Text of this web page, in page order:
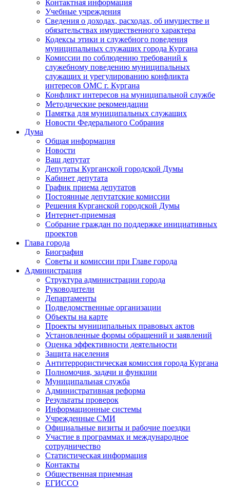
Контактная информация
Учебные учреждения
Сведения о доходах, расходах, об имуществе и
обязательствах имущественного характера
Кодексы этики и служебного поведения
муниципальных служащих города Кургана
Комиссии по соблюдению требований к
служебному поведению муниципальных
служащих и урегулированию конфликта
интересов ОМС г. Кургана
Конфликт интересов на муниципальной службе
Методические рекомендации
Памятка для муниципальных служащих
Новости Федерального Cобрания
Дума
Общая информация
Новости
Ваш депутат
Депутаты Курганской городской Думы
Кабинет депутата
График приема депутатов
Постоянные депутатские комиссии
Решения Курганской городской Думы
Интернет-приемная
Собрание граждан по поддержке инициативных
проектов
Глава города
Биография
Советы и комиссии при Главе города
Администрация
Структура администрации города
Руководители
Департаменты
Подведомственные организации
Объекты на карте
Проекты муниципальных правовых актов
Установленные формы обращений и заявлений
Оценка эффективности деятельности
Защита населения
Антитеррористическая комиссия города Кургана
Полномочия, задачи и функции
Муниципальная служба
Административная реформа
Результаты проверок
Информационные системы
Учрежденные СМИ
Официальные визиты и рабочие поездки
Участие в программах и международное
сотрудничество
Статистическая информация
Контакты
Общественная приемная
ЕГИССО